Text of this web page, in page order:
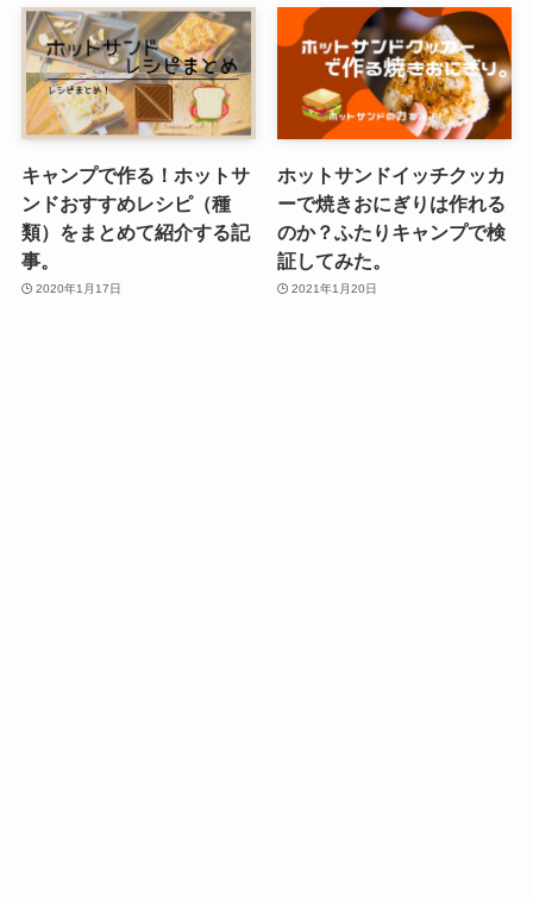
キャンプで作る！ホットサ
ンドおすすめレシピ（種
類）をまとめて紹介する記
事。
2020年1月17日
ホットサンドイッチクッカ
ーで焼きおにぎりは作れる
のか？ふたりキャンプで検
証してみた。
2021年1月20日